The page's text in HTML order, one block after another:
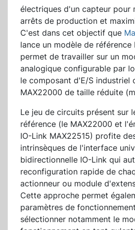
électriques d'un capteur pour
arrêts de production et
C'est dans cet objectif que
lance un modèle de référence
permet de travailler sur un
analogique configurable par
le composant d'E/S industriel
MAX22000 de taille réduite
Le jeu de circuits présent sur
référence (le MAX22000 et
IO-Link MAX22515) profite
intrinsèques de l'interface
bidirectionnelle IO-Link qui
reconfiguration rapide de
actionneur ou module
Cette approche permet
paramètres de
sélectionner notamment le